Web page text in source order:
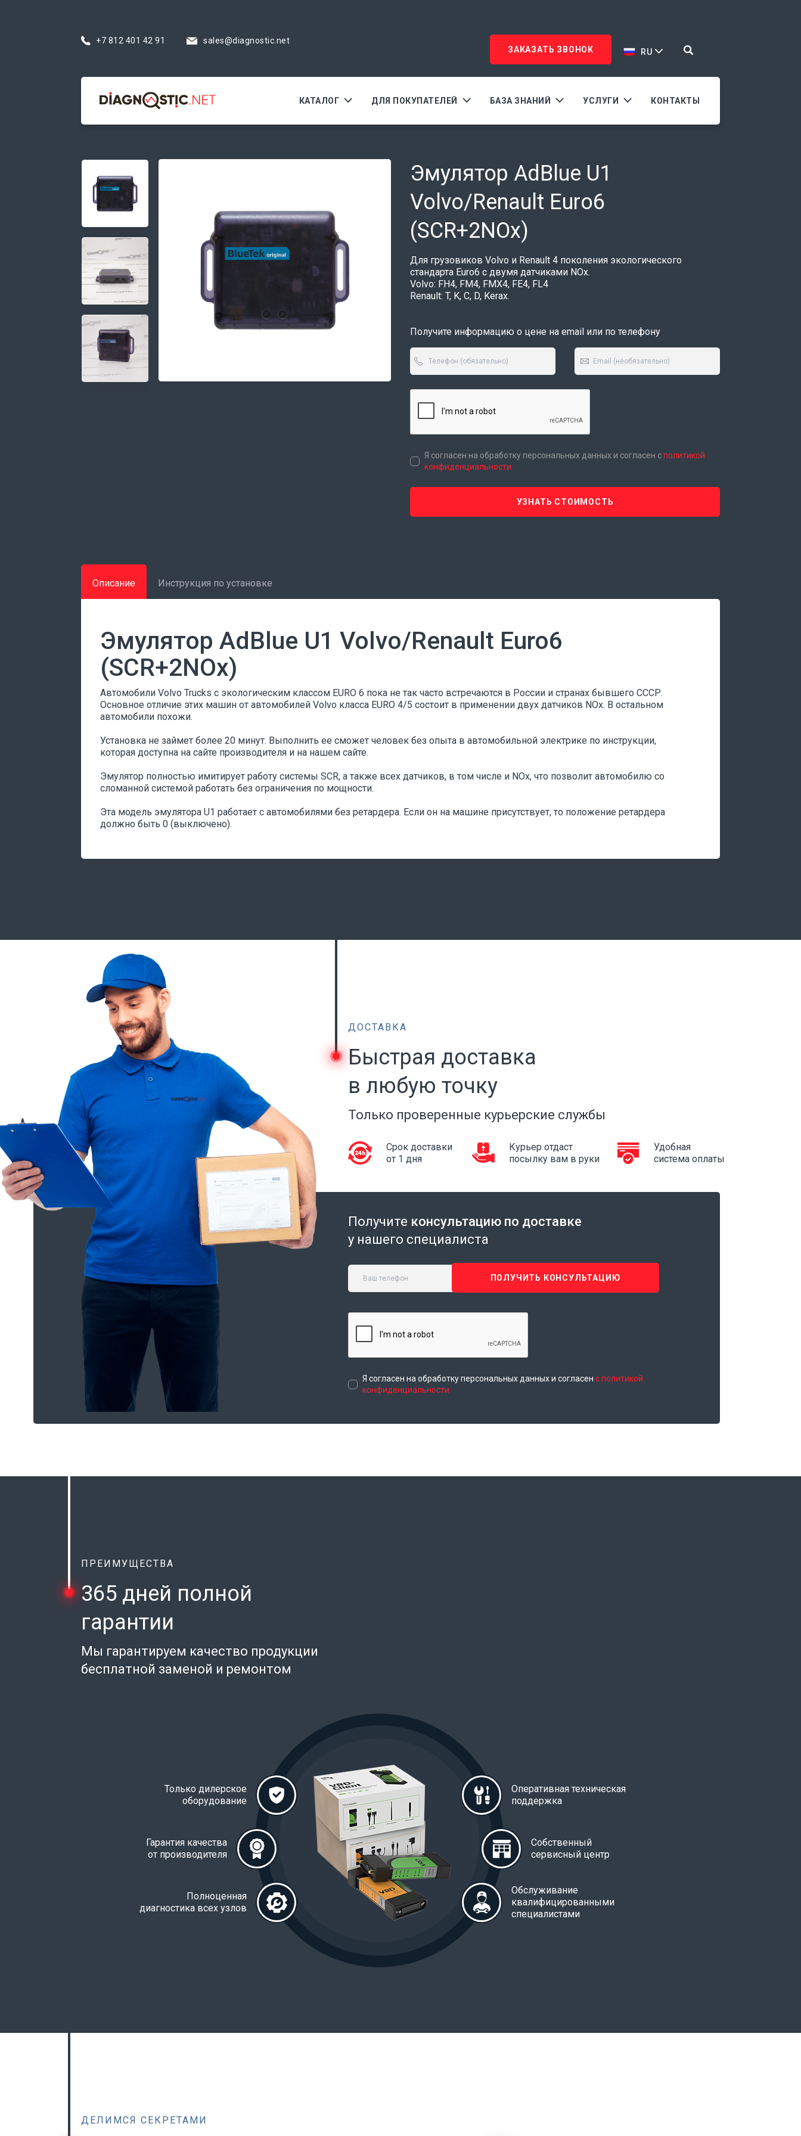
+7 812 401 42 91
sales@diagnostic.net
ЗАКАЗАТЬ ЗВОНОК
RU
КАТАЛОГ ДЛЯ ПОКУПАТЕЛЕЙ БАЗА ЗНАНИЙ УСЛУГИ КОНТАКТЫ
Эмулятор AdBlue U1
Volvo/Renault Euro6
(SCR+2NOx)
Для грузовиков Volvo и Renault 4 поколения экологического
стандарта Euro6 c двумя датчиками NOx.
Volvo: FH4, FM4, FMX4, FE4, FL4
Renault: T, K, C, D, Kerax.
Получите информацию о цене на email или по телефону
Я согласен на обработку персональных данных и согласен сполитикой
конфиденциальности
УЗНАТЬ СТОИМОСТЬ
Описание Инструкция по установке
Эмулятор AdBlue U1 Volvo/Renault Euro6
(SCR+2NOx)
Автомобили Volvo Trucks с экологическим классом EURO 6 пока не так часто встречаются в России и странах бывшего СССР.
Основное отличие этих машин от автомобилей Volvo класса EURO 4/5 состоит в применении двух датчиков NOx. В остальном
автомобили похожи.
Установка не займет более 20 минут. Выполнить ее сможет человек без опыта в автомобильной электрике по инструкции,
которая доступна на сайте производителя и на нашем сайте.
Эмулятор полностью имитирует работу системы SCR, а также всех датчиков, в том числе и NOx, что позволит автомобилю со
сломанной системой работать без ограничения по мощности.
Эта модель эмулятора U1 работает с автомобилями без ретардера. Если он на машине присутствует, то положение ретардера
должно быть 0 (выключено).
ДОСТАВКА
Быстрая доставка
в любую точку
Только проверенные курьерские службы
Срок доставки
от 1 дня
Курьер отдаст
посылку вам в руки
Удобная
система оплаты
Получите консультацию по доставке
у нашего специалиста
ПОЛУЧИТЬ КОНСУЛЬТАЦИЮ
Я согласен на обработку персональных данных и согласен с политикой
конфиденциальности
ПРЕИМУЩЕСТВА
365 дней полной
гарантии
Мы гарантируем качество продукции
бесплатной заменой и ремонтом
Только дилерское
оборудование
Гарантия качества
от производителя
Полноценная
диагностика всех узлов
Оперативная техническая
поддержка
Собственный
сервисный центр
Обслуживание
квалифицированными
специалистами
ДЕЛИМСЯ СЕКРЕТАМИ